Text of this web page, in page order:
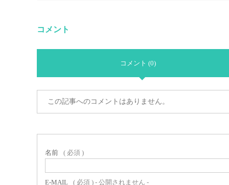
コメント
コメント (0)
この記事へのコメントはありません。
名前 ( 必須 )
E-MAIL ( 必須 ) - 公開されません -